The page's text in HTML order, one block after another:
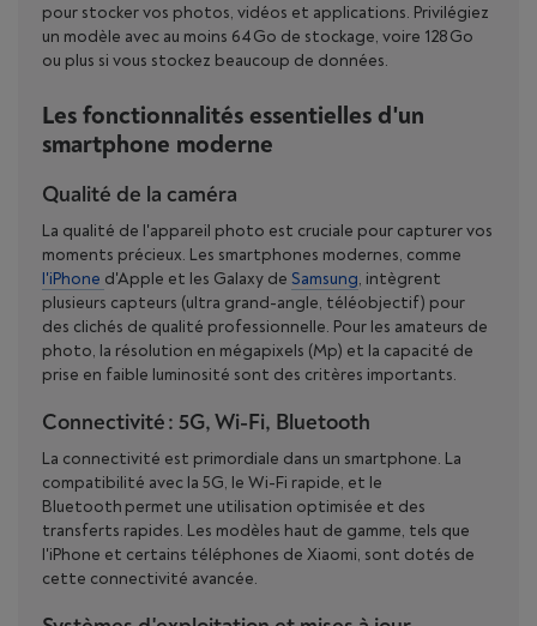
pour stocker vos photos, vidéos et applications. Privilégiez
un modèle avec au moins 64 Go de stockage, voire 128 Go
ou plus si vous stockez beaucoup de données.
Les fonctionnalités essentielles d'un
smartphone moderne
Qualité de la caméra
La qualité de l'appareil photo est cruciale pour capturer vos
moments précieux. Les smartphones modernes, comme
l'iPhone d'Apple et les Galaxy de Samsung, intègrent
plusieurs capteurs (ultra grand-angle, téléobjectif) pour
des clichés de qualité professionnelle. Pour les amateurs de
photo, la résolution en mégapixels (Mp) et la capacité de
prise en faible luminosité sont des critères importants.
Connectivité : 5G, Wi-Fi, Bluetooth
La connectivité est primordiale dans un smartphone. La
compatibilité avec la 5G, le Wi-Fi rapide, et le
Bluetooth permet une utilisation optimisée et des
transferts rapides. Les modèles haut de gamme, tels que
l'iPhone et certains téléphones de Xiaomi, sont dotés de
cette connectivité avancée.